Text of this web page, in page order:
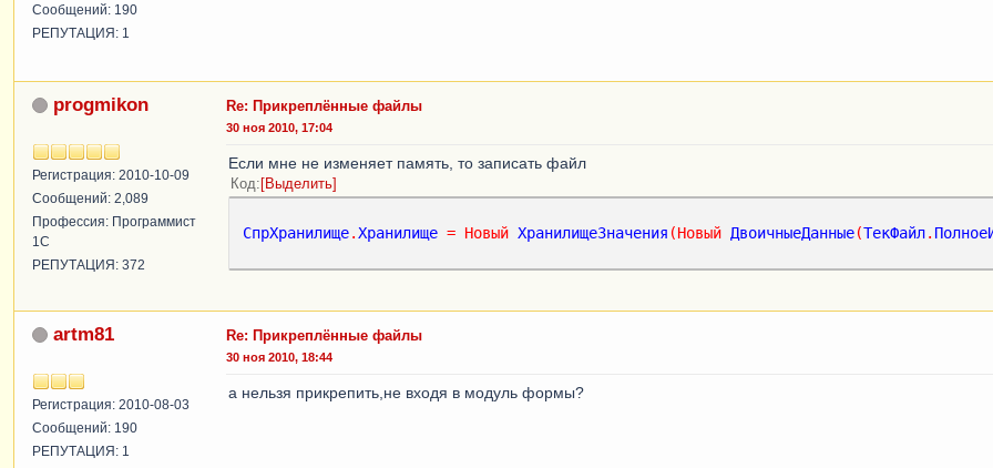
Сообщений: 190
РЕПУТАЦИЯ: 1
progmikon
Регистрация: 2010-10-09
Сообщений: 2,089
Профессия: Программист
1С
РЕПУТАЦИЯ: 372
Re: Прикреплённые файлы
30 ноя 2010, 17:04
Если мне не изменяет память, то записать файл
Код Выделить
СпрХранилище.Хранилище = Новый ХранилищеЗначения (Новый ДвоичныеДанные(ТекФайл.
artm81
Регистрация: 2010-08-03
Сообщений: 190
РЕПУТАЦИЯ: 1
Re: Прикреплённые файлы
30 ноя 2010, 18:44
а нельзя прикрепить,не входя в модуль формы?